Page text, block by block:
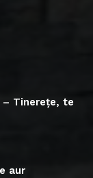
– Tinerețe, te
aur